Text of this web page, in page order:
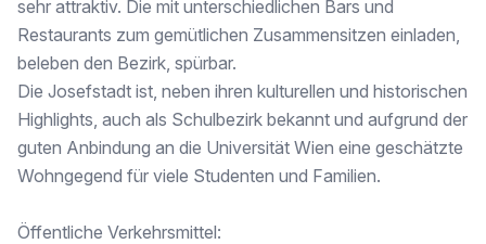
Für einen Besichtigungstermin oder Fragen stehe ich Ihnen gern zur Verfügung.
Wir weisen darauf hin, dass zwischen dem Vermittler und dem zu vermittelnden Dritten ein familiäres oder wirtschaftliches Naheverhältnis besteht.
Der Vermittler ist als Doppelmakler tätig.
Infrastruktur / Entfernungen
Gesundheit
Apotheke <500m
sehr attraktiv. Die mit unterschiedlichen Bars und
Restaurants zum gemütlichen Zusammensitzen einladen,
beleben den Bezirk, spürbar.
Die Josefstadt ist, neben ihren kulturellen und historischen
Highlights, auch als Schulbezirk bekannt und aufgrund der
guten Anbindung an die Universität Wien eine geschätzte
Wohngegend für viele Studenten und Familien.
Öffentliche Verkehrsmittel: